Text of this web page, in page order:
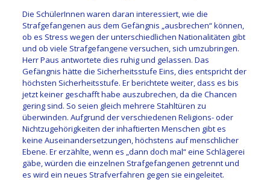
Die SchülerInnen waren daran interessiert, wie die
Strafgefangenen aus dem Gefängnis „ausbrechen“ können,
ob es Stress wegen der unterschiedlichen Nationalitäten gibt
und ob viele Strafgefangene versuchen, sich umzubringen.
Herr Paus antwortete dies ruhig und gelassen. Das
Gefängnis hätte die Sicherheitsstufe Eins, dies entspricht der
höchsten Sicherheitsstufe. Er berichtete weiter, dass es bis
jetzt keiner geschafft habe auszubrechen, da die Chancen
gering sind. So seien gleich mehrere Stahltüren zu
überwinden. Aufgrund der verschiedenen Religions- oder
Nichtzugehörigkeiten der inhaftierten Menschen gibt es
keine Auseinandersetzungen, höchstens auf menschlicher
Ebene. Er erzählte, wenn es „dann doch mal“ eine Schlägerei
gäbe, würden die einzelnen Strafgefangenen getrennt und
es wird ein neues Strafverfahren gegen sie eingeleitet.